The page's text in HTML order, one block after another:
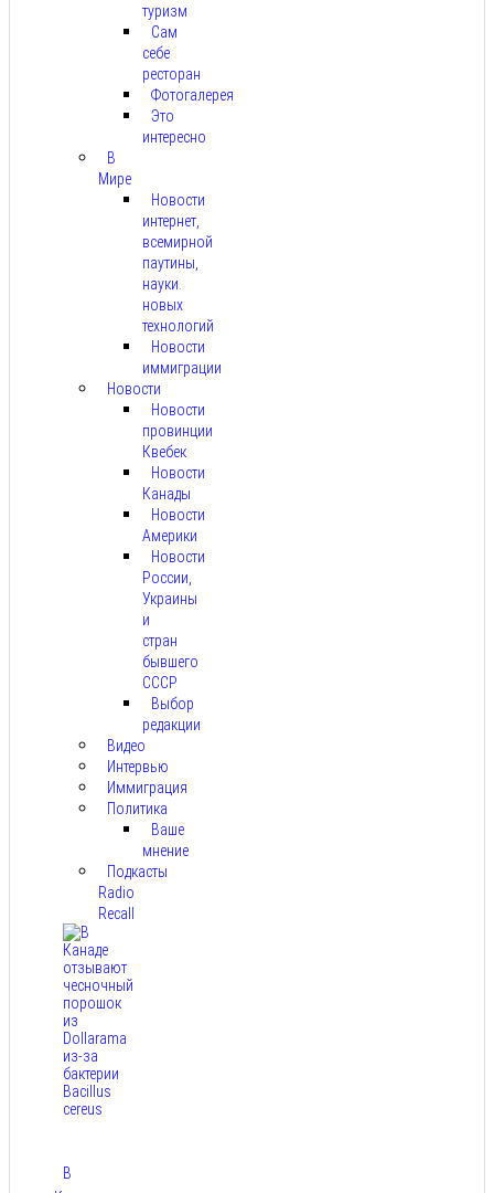
туризм
Сам
себе
ресторан
Фотогалерея
Это
интересно
В
Мире
Новости
интернет,
всемирной
паутины,
науки.
новых
технологий
Новости
иммиграции
Новости
Новости
провинции
Квебек
Новости
Канады
Новости
Америки
Новости
России,
Украины
и
стран
бывшего
СССР
Выбор
редакции
Видео
Интервью
Иммиграция
Политика
Ваше
мнение
Подкасты
Radio
Recall
В